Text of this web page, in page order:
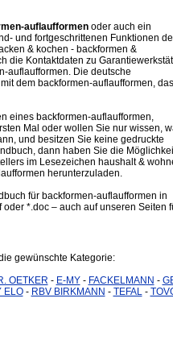
auflaufformenoder auch ein
und fortgeschrittenen Funktionen
& kochen - backformen &
die Kontaktdaten zu
auflaufformen. Die deutsche
dem backformen-auflaufformen,
eines backformen-auflaufformen,
Mal oder wollen Sie nur wissen,
und besitzen Sie keine gedruckte
dann haben Sie die
im Lesezeichen haushalt &
herunterzuladen.
für backformen-auflaufformen in
*.doc – auch auf unseren Seiten
gewünschte Kategorie:
OETKER - E-MY- FACKELMANN -
ELO- RBV BIRKMANN - TEFAL-